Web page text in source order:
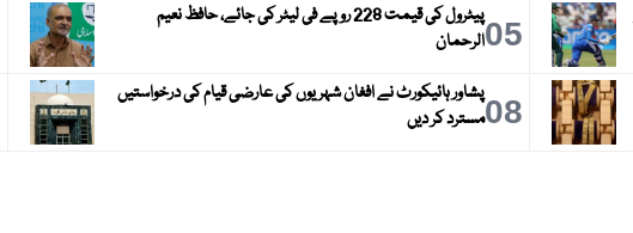
05
پیٹرول کی قیمت 228 روپے فی لیٹر کی جائے، حافظ نعیم
الرحمان
08پشاور ہائیکورٹ نے افغان شہریوں کی عارضی قیام کی درخواستیں
مسترد کر دیں